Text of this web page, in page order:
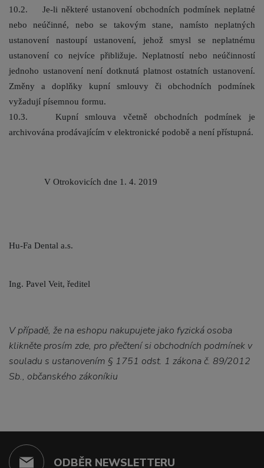
10.2. Je-li některé ustanovení obchodních podmínek neplatné
nebo neúčinné, nebo se takovým stane, namísto neplatných
ustanovení nastoupí ustanovení, jehož smysl se neplatnému
ustanovení co nejvíce přibližuje. Neplatností nebo neúčinností
jednoho ustanovení není dotknutá platnost ostatních ustanovení.
Změny a doplňky kupní smlouvy či obchodních podmínek
vyžadují písemnou formu.
10.3. Kupní smlouva včetně obchodních podmínek je
archivována prodávajícím v elektronické podobě a není přístupná.
V Otrokovicích dne 1. 4. 2019
Hu-Fa Dental a.s.
Ing. Pavel Veit, ředitel
V případě, že na eshopu nakupujete jako fyzická osoba
klikněte prosím zde, pro přečtení si obchodních podmínek v
souladu s ustanovením § 1751 odst. 1 zákona č. 89/2012
Sb., občanského zákoníkiu
ODBĚR NEWSLETTERU